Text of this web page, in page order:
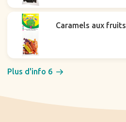
Caramels aux fruits
Plus d'info 6